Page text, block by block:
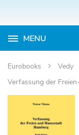
MENU
Eurobooks Vedy
Verfassung der